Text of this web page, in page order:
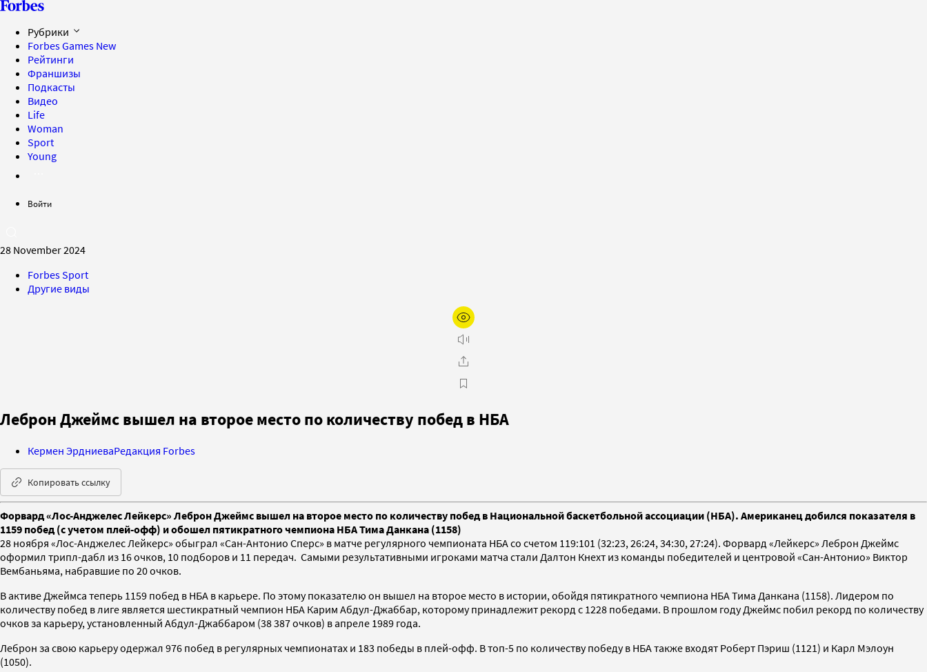
Рубрики
Forbes Games New
Рейтинги
Франшизы
Подкасты
Видео
Life
Woman
Sport
Young
Войти
28 November 2024
Forbes Sport
Другие виды
Леброн Джеймс вышел на второе место по количеству побед в НБА
Кермен ЭрдниеваРедакция Forbes
Копировать ссылку
Форвард «Лос-Анджелес Лейкерс» Леброн Джеймс вышел на второе место по количеству побед в Национальной баскетбольной ассоциации (НБА). Американец добился показателя в
1159 побед (с учетом плей-офф) и обошел пятикратного чемпиона НБА Тима Данкана (1158)
28 ноября «Лос-Анджелес Лейкерс» обыграл «Сан-Антонио Сперс» в матче регулярного чемпионата НБА со счетом 119:101 (32:23, 26:24, 34:30, 27:24). Форвард «Лейкерс» Леброн Джеймс
оформил трипл-дабл из 16 очков, 10 подборов и 11 передач. Самыми результативными игроками матча стали Далтон Кнехт из команды победителей и центровой «Сан-Антонио» Виктор
Вембаньяма, набравшие по 20 очков.
В активе Джеймса теперь 1159 побед в НБА в карьере. По этому показателю он вышел на второе место в истории, обойдя пятикратного чемпиона НБА Тима Данкана (1158). Лидером по
количеству побед в лиге является шестикратный чемпион НБА Карим Абдул-Джаббар, которому принадлежит рекорд с 1228 победами. В прошлом году Джеймс побил рекорд по количеству
очков за карьеру, установленный Абдул-Джаббаром (38 387 очков) в апреле 1989 года.
Леброн за свою карьеру одержал 976 побед в регулярных чемпионатах и 183 победы в плей-офф. В топ-5 по количеству победу в НБА также входят Роберт Пэриш (1121) и Карл Мэлоун
(1050).